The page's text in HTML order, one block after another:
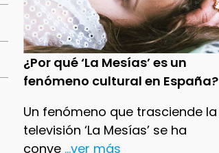
¿Por qué ‘La Mesías’ es un
fenómeno cultural en España?
Un fenómeno que trasciende la
televisión ‘La Mesías’ se ha
conve ...ver más